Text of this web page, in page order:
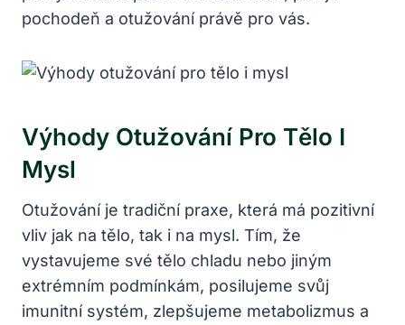
pochodeň a otužování právě pro vás.
Výhody Otužování Pro Tělo I
Mysl
Otužování je tradiční praxe, která má pozitivní
vliv jak na tělo, tak i na mysl. Tím, že
vystavujeme své tělo chladu nebo jiným
extrémním podmínkám, posilujeme svůj
imunitní systém, zlepšujeme metabolizmus a